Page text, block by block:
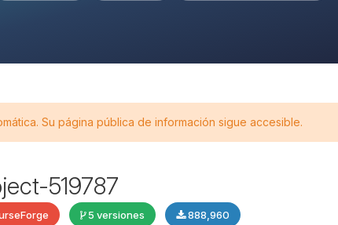
Su página pública de información sigue accesible.
519787
5 versiones 888,960